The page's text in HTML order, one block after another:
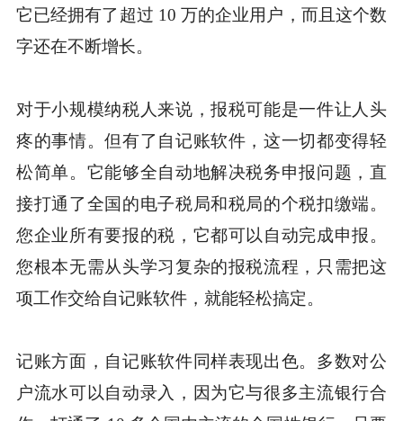
它已经拥有了超过 10 万的企业用户，而且这个数
字还在不断增长。
对于小规模纳税人来说，报税可能是一件让人头
疼的事情。但有了自记账软件，这一切都变得轻
松简单。它能够全自动地解决税务申报问题，直
接打通了全国的电子税局和税局的个税扣缴端。
您企业所有要报的税，它都可以自动完成申报。
您根本无需从头学习复杂的报税流程，只需把这
项工作交给自记账软件，就能轻松搞定。
记账方面，自记账软件同样表现出色。多数对公
户流水可以自动录入，因为它与很多主流银行合